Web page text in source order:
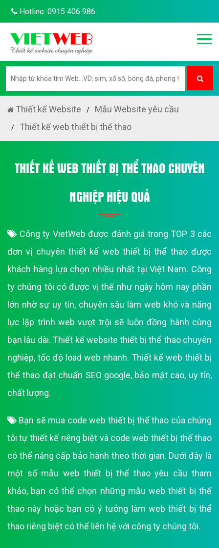
Hotline: 0915 406 986
Thiết kế Website
Mẫu Website yêu cầu
Thiết kế web thiết bị thể thao
THIẾT KẾ WEB THIẾT BỊ THỂ THAO CHUYÊN
NGHIỆP HIỆU QUẢ
Công ty VietWeb được đánh giá trong TOP 3 các
đơn vị chuyên thiết kế web thiết bị thể thao được
khách hàng lựa chọn nhiều nhất tại Việt Nam. Công
ty chúng tôi có được vị thế như ngày hôm nay phần
lớn nhờ sự uy tín, chuyên sâu làm web khó và năng
lực lập trình web vượt trội sẽ luôn đồng hành cùng
bạn lâu dài. Thiết kế website thiết bị thể thao chuyên
nghiệp, tốc độ load web nhanh. Thiết kế web thiết bị
thể thao đạt chuẩn SEO google, bảo mật cao, uy tín,
chất lượng.
Bạn sẽ mua code web thiết bị thể thao của chúng
tôi tự thiết kế riêng biệt và code web thiết bị thể thao
có thể nâng cấp bảo hành theo thời gian. Dưới đây là
một số mẫu web thiết bị thể thao yêu cầu tham
khảo, bạn có thể chọn những mẫu web thiết bị thể
thao này hoặc bạn có ý tưởng làm web thiết bị thể
thao riêng biệt có thể liên hệ với công ty chúng tôi.